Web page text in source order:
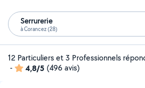
Serrurerie
à Corancez (28)
12 Particuliers et 3 Professionnels
-
4,8/5 (496 avis)